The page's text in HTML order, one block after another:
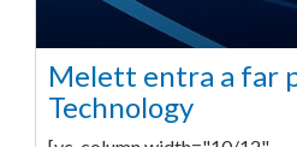
Melett entra a far
Technology